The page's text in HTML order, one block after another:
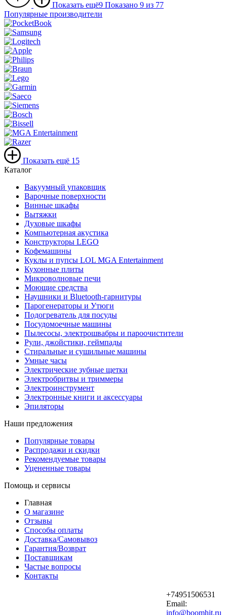
Показать ещё9 Показано 9 из 77
Популярные производители
Показать ещё 15
Каталог
Вакуумный упаковщик
Варочные поверхности
Винные шкафы
Вытяжки
Духовые шкафы
Компьютерная акустика
Конструкторы LEGO
Кофемашины
Куклы и пупсы LOL MGA Entertainment
Кухонные плиты
Микроволновые печи
Моющие средства
Наушники и Bluetooth-гарнитуры
Парогенераторы и Утюги
Подогреватель для посуды
Посудомоечные машины
Пылесосы, электрошвабры и пароочистители
Рули, джойстики, геймпады
Стиральные и сушильные машины
Умные часы
Электрические зубные щетки
Электробритвы и триммеры
Электроинструмент
Электронные книги и аксессуары
Эпиляторы
Наши предложения
Популярные товары
Распродажи и скидки
Рекомендуемые товары
Уцененные товары
Помощь и сервисы
Главная
О магазине
Отзывы
Способы оплаты
Доставка/Самовывоз
Гарантия/Возврат
Поставщикам
Частые вопросы
Контакты
+74951506531
Email:
info@boomhit.ru